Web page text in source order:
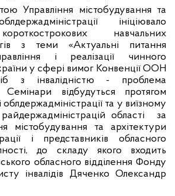
Управління містобудування та
ініціювало
навчальних
з теми «Актуальні питання
і реалізації чинного
у сфері вимог Конвенції ООН
з інвалідністю - проблема
Семінари відбудуться протягом
та у виїзному
області
за
містобудування та архітектури
і представників обласного
до складу якого входить
обласного відділення Фонду
інвалідів Дяченко Олександр